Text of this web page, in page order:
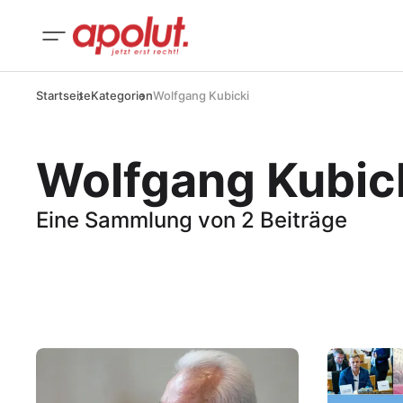
StartseiteKategorienWolfgang Kubicki
Wolfgang
Eine Sammlung von 2 Beiträge